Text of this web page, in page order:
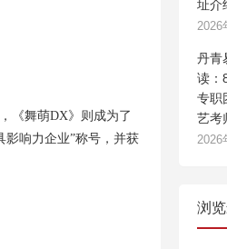
《舞萌DX》则成为了
影响力企业”称号，并获
址介
2026
丹青
读：
专职
艺考
2026
浏